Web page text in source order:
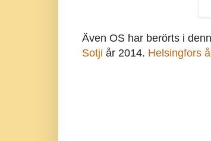
Även OS har berörts i
Sotji år 2014. Helsingfors